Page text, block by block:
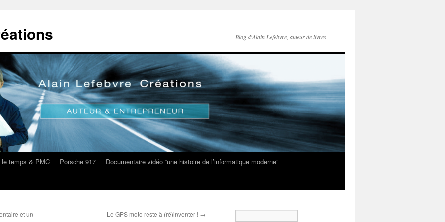
Blog d'Alain Lefebvre, auteur de livres
le temps & PMC Porsche 917
Documentaire vidéo “une histoire de l’informatique moderne”
et un
Le GPS moto reste à (ré)inventer ! →